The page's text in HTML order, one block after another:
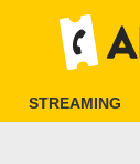
STREAMING